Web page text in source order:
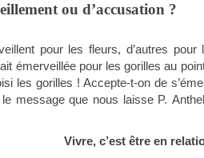
ou d’accusation ?
pour les fleurs, d’autres
émerveillée pour les gorilles au
les gorilles ! Accepte-t-on de
message que nous laisse P.
Vivre, c’est être en